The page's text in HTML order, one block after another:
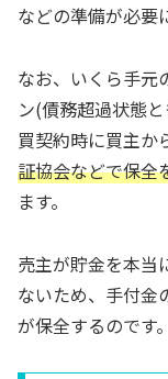
などの準備が必要
なお、いくら手元
ン(債務超過状態
買契約時に買主か
証協会などで保全
ます。
売主が貯金を本当
ないため、手付金
が保全するのです。